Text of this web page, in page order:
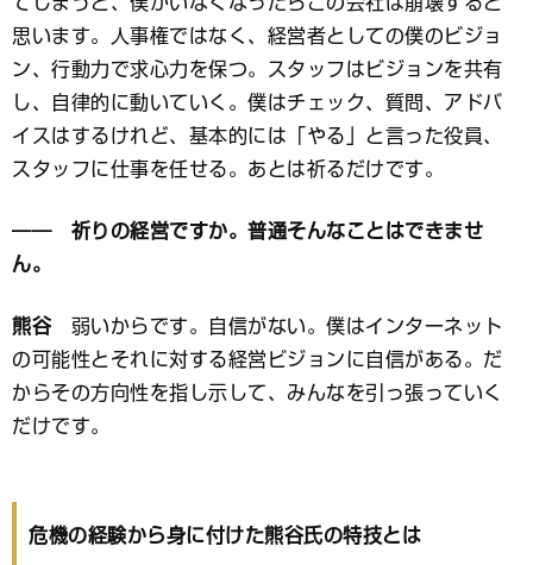
思います。人事権ではなく、経営者としての僕のビジョ
ン、行動力で求心力を保つ。スタッフはビジョンを共有
し、自律的に動いていく。僕はチェック、質問、アドバ
イスはするけれど、基本的には「やる」と言った役員、
スタッフに仕事を任せる。あとは祈るだけです。
―― 祈りの経営ですか。普通そんなことはできませ
ん。
熊谷弱いからです。自信がない。僕はインターネット
の可能性とそれに対する経営ビジョンに自信がある。だ
からその方向性を指し示して、みんなを引っ張っていく
だけです。
危機の経験から身に付けた熊谷氏の特技とは